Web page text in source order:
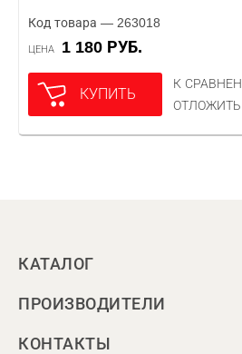
Код товара — 263018
ЦЕНА 1 180 РУБ.
КУПИТЬ
К
ОТЛОЖИТЬ
КАТАЛОГ
ПРОИЗВОДИТЕЛИ
КОНТАКТЫ